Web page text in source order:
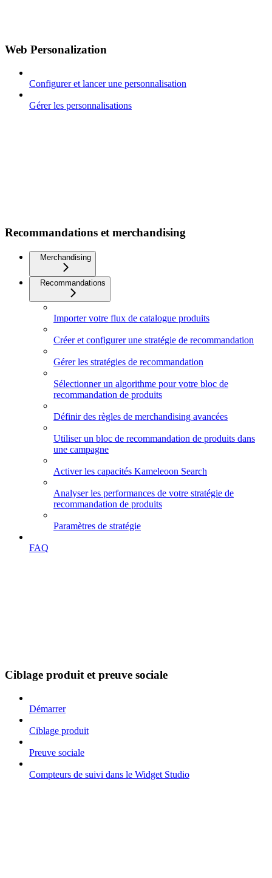
Web Personalization
Configurer et lancer une personnalisation
Gérer les personnalisations
Recommandations et merchandising
Merchandising
Recommandations
Importer votre flux de catalogue produits
Créer et configurer une stratégie de recommandation
Gérer les stratégies de recommandation
Sélectionner un algorithme pour votre bloc de
recommandation de produits
Définir des règles de merchandising avancées
Utiliser un bloc de recommandation de produits dans
une campagne
Activer les capacités Kameleoon Search
Analyser les performances de votre stratégie de
recommandation de produits
Paramètres de stratégie
FAQ
Ciblage produit et preuve sociale
Démarrer
Ciblage produit
Preuve sociale
Compteurs de suivi dans le Widget Studio